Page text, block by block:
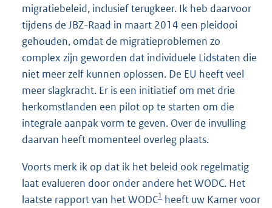
migratiebeleid, inclusief terugkeer. Ik heb daarvoor
tijdens de JBZ-Raad in maart 2014 een pleidooi
gehouden, omdat de migratieproblemen zo
complex zijn geworden dat individuele Lidstaten die
niet meer zelf kunnen oplossen. De EU heeft veel
meer slagkracht. Er is een initiatief om met drie
herkomstlanden een pilot op te starten om die
integrale aanpak vorm te geven. Over de invulling
daarvan heeft momenteel overleg plaats.
Voorts merk ik op dat ik het beleid ook regelmatig
laat evalueren door onder andere het WODC. Het
laatste rapport van het WODC1 heeft uw Kamer voor